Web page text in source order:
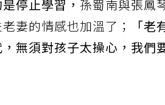
停止學習，孫蜀南與張鳳
妻的情感也加溫了；
「
無須對孩子太操心，我們